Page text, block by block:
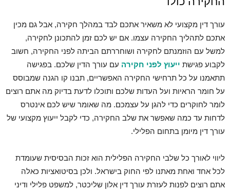
עורך דין מקצועי לא משאיר אתכם לבד במהלך חקירה, אבל גם מכין
אתכם לתהליך החקירה עצמו. אם יש לכם זמן להתכונן לחקירה,
למשל עם הוזמנתם לחקירה ושוחררתם הביתה לפני החקירה, חשוב
לקבוע פגישת ייעוץ לפני חקירה עם עורך הדין שלכם. בפגישה
תתאמנו על כל תרחישי החקירה האפשריים, תבנו קו הגנה שמבוסס
על חומר הראיות ועל העדות שלכם ותוכלו לדעת בדיוק מה אתם רוצים
לומר לחוקרים כדי להגן על עצמכם. מה שאומר שיש לכם אינטרס
לדחות עד כמה שאפשר את שלב החקירה, כדי לקבל ייעוץ מקצועי של
עורך דין מיומן בתחום הפלילי.
ליווי לאורך כל שלבי החקירה הפלילית הוא זכות הבסיסית שעומדת
לכל אחד ואחת מאתנו לפי החוק בישראל. ולכן בסיטואציות כאלה
אתם רוצים לפנות לעזרת עורך דין אלון שליכטר, למשפט פלילי ודיני